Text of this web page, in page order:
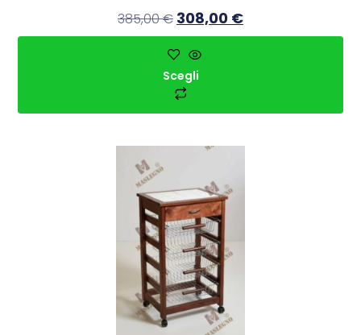
385,00€ 308,00 €
Scegli